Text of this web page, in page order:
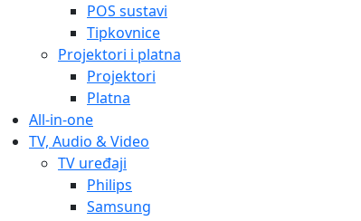
POS sustavi
Tipkovnice
Projektori i platna
Projektori
Platna
All-in-one
TV, Audio & Video
TV uređaji
Philips
Samsung